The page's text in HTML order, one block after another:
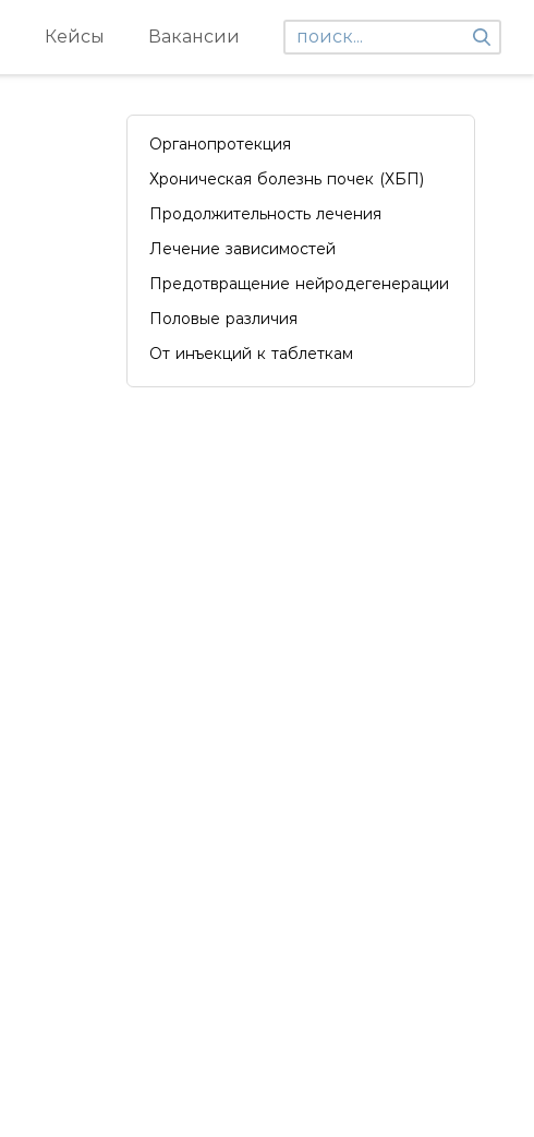
Кейсы Вакансии
Органопротекция
Хроническая болезнь почек (ХБП)
Продолжительность лечения
Лечение зависимостей
Предотвращение нейродегенерации
Половые различия
От инъекций к таблеткам